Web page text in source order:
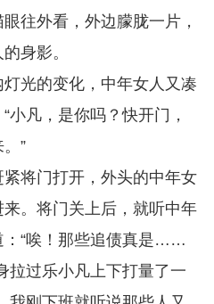
往外看，外边朦胧一片，
身影。
光的变化，中年女人又凑
小凡，是你吗？快开门，
”
将门打开，外头的中年女
。将门关上后，就听中年
：“唉！那些追债真是……
拉过乐小凡上下打量了一